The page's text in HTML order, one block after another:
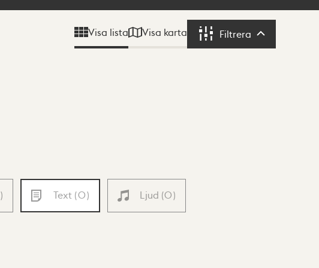
Visa lista Visa karta Filtrera Filtrera
) Text (0) Ljud (0)